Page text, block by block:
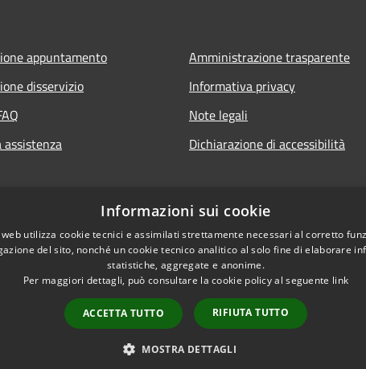
appuntamento
disservizio
assistenza
Amministrazione trasparente
Informativa privacy
Note legali
Dichiarazione di accessibilità
Copyright © 2026 • Comune di
Informazioni sui cookie
utilizza cookie tecnici e assimilati strettamente necessari al corretto
del sito, nonché un cookie tecnico analitico al solo fine di elaborare
statistiche, aggregate e anonime.
Per maggiori dettagli, può consultare la cookie policy al seguente link
ACCETTA TUTTO RIFIUTA TUTTO
MOSTRA DETTAGLI